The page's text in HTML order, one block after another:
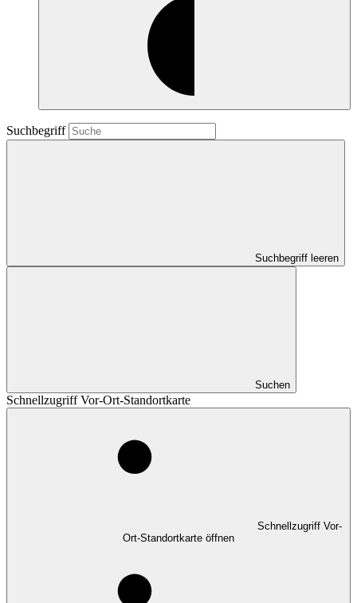
Suchbegriff
Suchbegriff leeren
Suchen
Schnellzugriff Vor-Ort-Standortkarte
Schnellzugriff Vor-
Ort-Standortkarte öffnen